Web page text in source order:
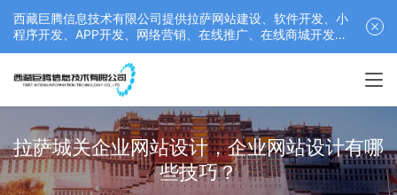
西藏巨腾信息技术有限公司提供拉萨网站建设、软件开发、小
程序开发、APP开发、网络营销、在线推广、在线商城开发等
服务，联系电话： 17689511878
拉萨城关企业网站设计，企业网站设计有哪
些技巧？